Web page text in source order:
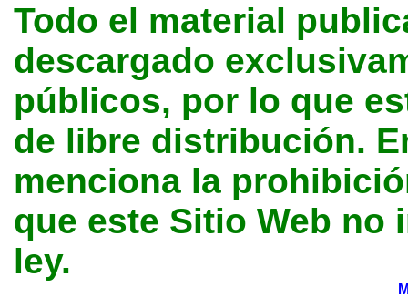
Todo el material
descargado
públicos, por lo que
de libre distribución.
menciona la
que este Sitio Web no
ley.